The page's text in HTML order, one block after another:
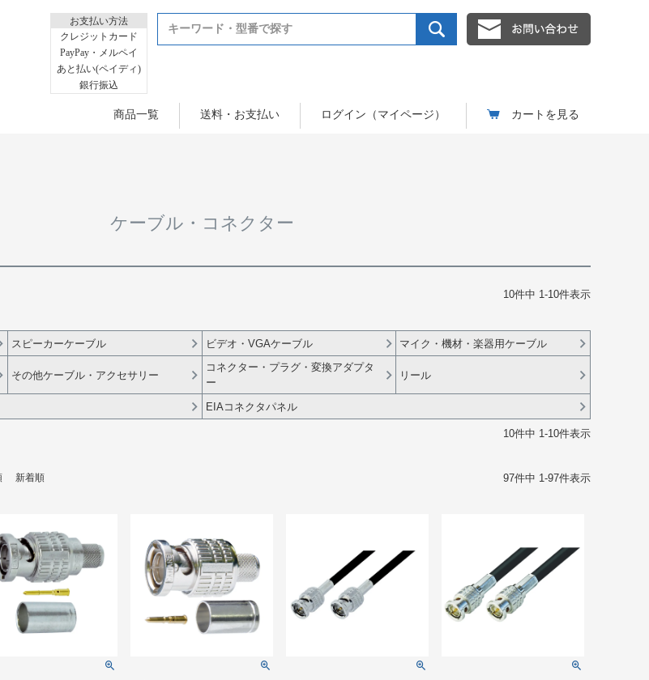
お支払い方法
クレジットカード
PayPay・メルペイ
あと払い(ペイディ)
銀行振込
商品一覧 送料・お支払い ログイン（マイページ） カートを見る
ケーブル・コネクター
10件中 1-10件表示
スピーカーケーブル ビデオ・VGAケーブル マイク・機材・楽器用ケーブル
その他ケーブル・アクセサリー
コネクター・プラグ・変換アダプタ
ー
リール
EIAコネクタパネル
10件中 1-10件表示
新着順 97件中 1-97件表示